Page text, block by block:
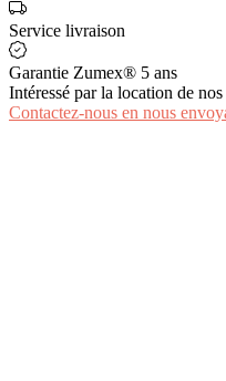
Service livraison
Garantie Zumex® 5 ans
Intéressé par la location de nos
Contactez-nous en nous